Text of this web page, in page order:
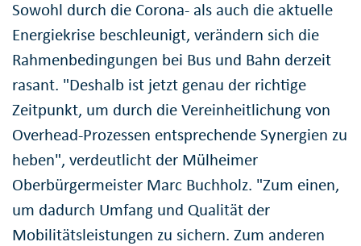
Sowohl durch die Corona- als auch die aktuelle
Energiekrise beschleunigt, verändern sich die
Rahmenbedingungen bei Bus und Bahn derzeit
rasant. "Deshalb ist jetzt genau der richtige
Zeitpunkt, um durch die Vereinheitlichung von
Overhead-Prozessen entsprechende Synergien zu
heben", verdeutlicht der Mülheimer
Oberbürgermeister Marc Buchholz. "Zum einen,
um dadurch Umfang und Qualität der
Mobilitätsleistungen zu sichern. Zum anderen